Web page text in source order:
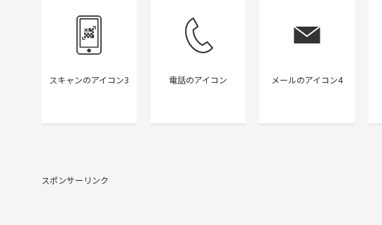
スキャンのアイコン3 電話のアイコン メールのアイコン4
スポンサーリンク